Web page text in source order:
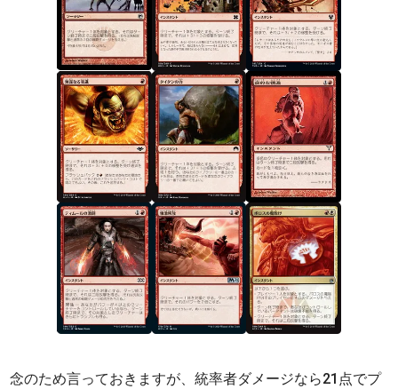
念のため言っておきますが、統率者ダメージなら21点でプ